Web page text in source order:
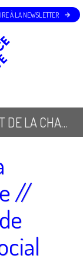
À LA NEWSLETTER
DÉPARTEMENT DE LA CHARENTE-MARITIME // CAMPAGNE FORUM DE L'EMPLOI MÉDICO-SOCIAL
//